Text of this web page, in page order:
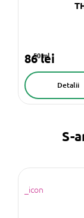
50 ml
86 lei
Detalii
S-